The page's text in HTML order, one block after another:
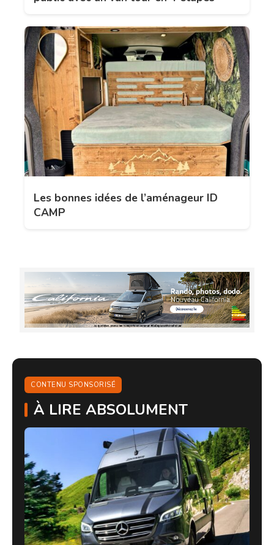
Les bonnes idées de l’aménageur ID
CAMP
CONTENU SPONSORISÉ
À LIRE ABSOLUMENT